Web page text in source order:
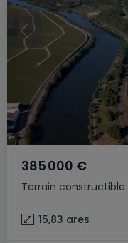
Terrain constructible
385 000 €
15,83 ares